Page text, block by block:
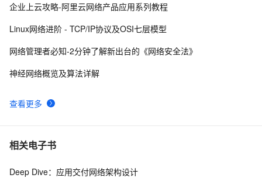
钥分配中心 KDC | 对称密钥分配 | 密钥分配协议 |
Kerberos 协议 )
10 对比了思科和华为网络设备的基本配置、接口配置、
令
查看更多
企业上云攻略-阿里云网络产品应用系列教程
Linux网络进阶 - TCP/IP协议及OSI七层模型
网络管理者必知-2分钟了解新出台的《网络安全法》
神经网络概览及算法详解
相关电子书
Deep Dive：应用交付网络架构设计